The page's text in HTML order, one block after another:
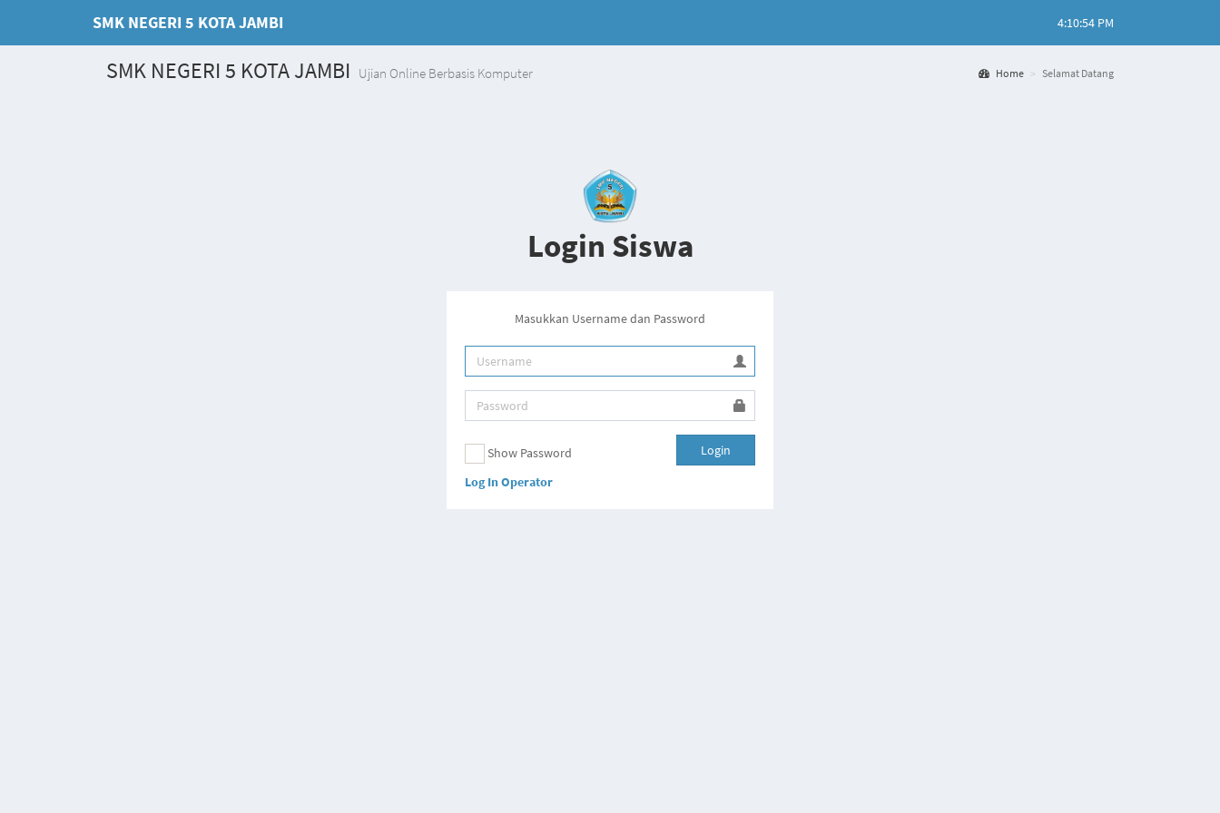
SMK NEGERI 5 KOTA JAMBI 4:10:54 PM
SMK NEGERI 5 KOTA JAMBI Ujian Online Berbasis Komputer Home Selamat Datang
Login Siswa
Masukkan Username dan Password
Show Password
Log In Operator
Login